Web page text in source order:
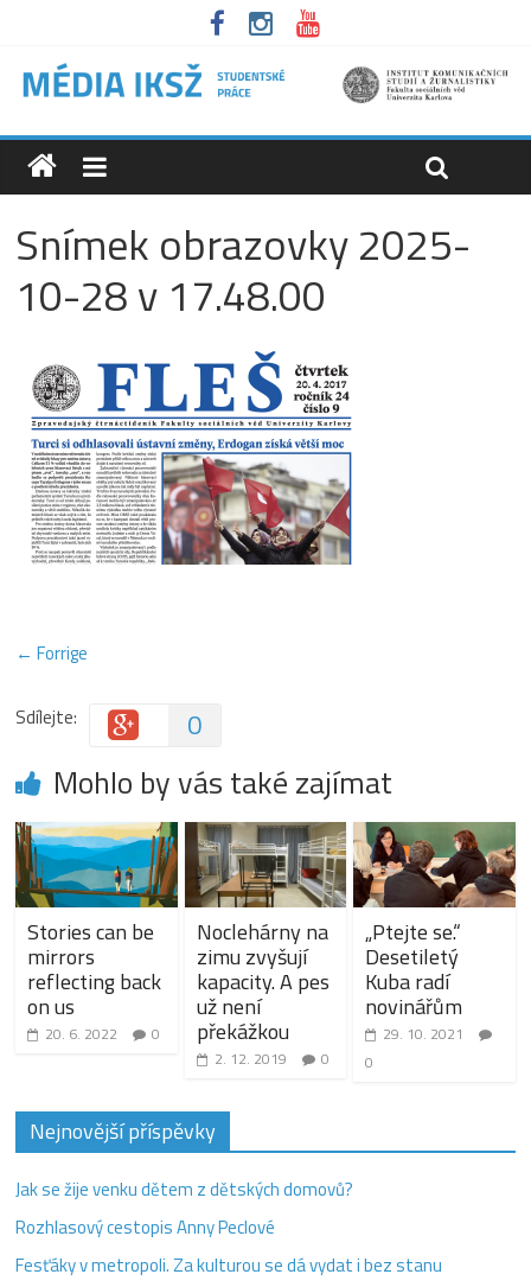
Snímek obrazovky 2025-
10-28 v 17.48.00
← Forrige
Sdílejte: 0
Mohlo by vás také zajímat
Stories can be
mirrors
reflecting back
on us
20. 6. 2022 0
Noclehárny na
zimu zvyšují
kapacity. A pes
už není
překážkou
2. 12. 2019 0
„Ptejte se.“
Desetiletý
Kuba radí
novinářům
29. 10. 2021
0
Nejnovější příspěvky
Jak se žije venku dětem z dětských domovů?
Rozhlasový cestopis Anny Peclové
Fesťáky v metropoli. Za kulturou se dá vydat i bez stanu